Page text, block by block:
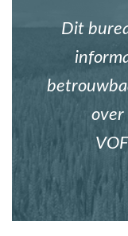
Dit
over